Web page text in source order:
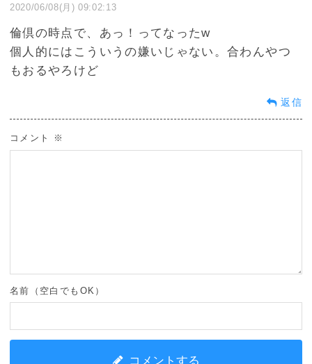
2020/06/08(月) 09:02:13
倫倶の時点で、あっ！ってなったw
個人的にはこういうの嫌いじゃない。合わんやつ
もおるやろけど
返信
コメント ※
名前（空白でもOK）